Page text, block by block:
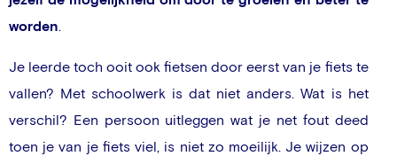
worden.
Je leerde toch ooit ook fietsen door eerst van je fiets te
vallen? Met schoolwerk is dat niet anders. Wat is het
verschil? Een persoon uitleggen wat je net fout deed
toen je van je fiets viel, is niet zo moeilijk. Je wijzen op